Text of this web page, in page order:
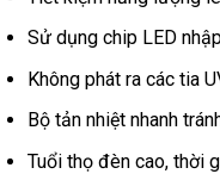
Sử dụng chip LED
Không phát ra các tia
Bộ tản nhiệt nhanh
Tuổi thọ đèn cao, thời